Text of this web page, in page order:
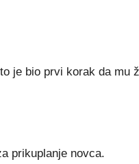
je bio prvi korak da mu
prikuplanje novca.